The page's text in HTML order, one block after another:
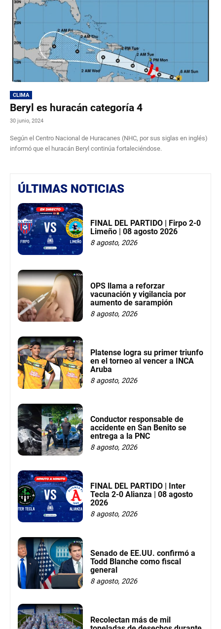
CLIMA
Beryl es huracán categoría 4
30 junio, 2024
Según el Centro Nacional de Huracanes (NHC, por sus siglas en inglés)
informó que el huracán Beryl continúa fortaleciéndose.
ÚLTIMAS NOTICIAS
FINAL DEL PARTIDO | Firpo 2-0
Limeño | 08 agosto 2026
8 agosto, 2026
OPS llama a reforzar
vacunación y vigilancia por
aumento de sarampión
8 agosto, 2026
Platense logra su primer triunfo
en el torneo al vencer a INCA
Aruba
8 agosto, 2026
Conductor responsable de
accidente en San Benito se
entrega a la PNC
8 agosto, 2026
FINAL DEL PARTIDO | Inter
Tecla 2-0 Alianza | 08 agosto
2026
8 agosto, 2026
Senado de EE.UU. confirmó a
Todd Blanche como fiscal
general
8 agosto, 2026
Recolectan más de mil